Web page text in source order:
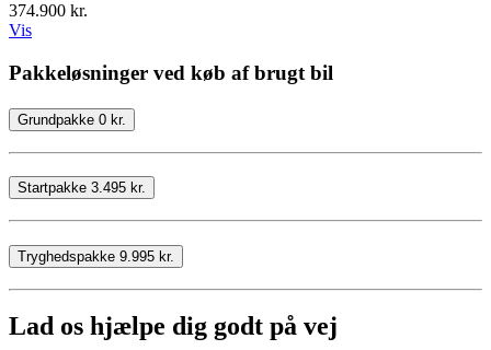
374.900 kr.
Vis
Pakkeløsninger ved køb af brugt bil
Grundpakke 0 kr.
Startpakke 3.495 kr.
Tryghedspakke 9.995 kr.
Lad os hjælpe dig godt på vej